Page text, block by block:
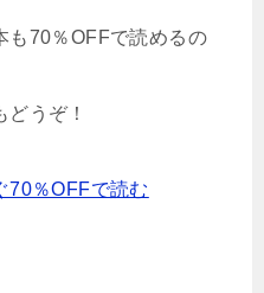
も70％OFFで読めるの
うぞ！
70％OFFで読む